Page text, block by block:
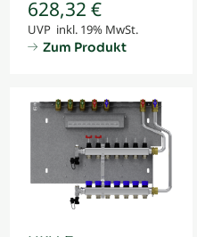
628,32 €
UVP inkl. 19% MwSt.
Zum Produkt